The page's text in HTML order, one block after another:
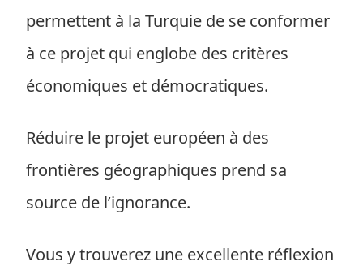
permettent à la Turquie de se conformer
à ce projet qui englobe des critères
économiques et démocratiques.
Réduire le projet européen à des
frontières géographiques prend sa
source de l’ignorance.
Vous y trouverez une excellente réflexion